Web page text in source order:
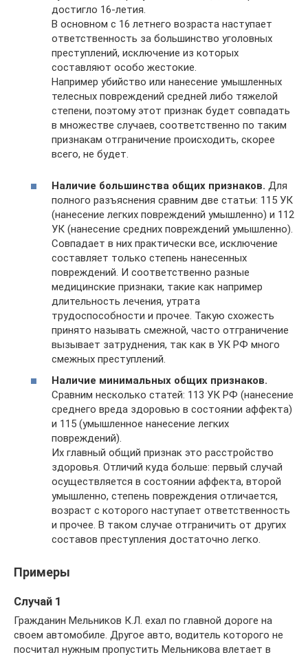
достигло 16-летия.
В основном с 16 летнего возраста наступает
ответственность за большинство уголовных
преступлений, исключение из которых
составляют особо жестокие.
Например убийство или нанесение умышленных
телесных повреждений средней либо тяжелой
степени, поэтому этот признак будет совпадать
в множестве случаев, соответственно по таким
признакам отграничение происходить, скорее
всего, не будет.
Наличие большинства общих признаков. Для
полного разъяснения сравним две статьи: 115 УК
(нанесение легких повреждений умышленно) и 112
УК (нанесение средних повреждений умышленно).
Совпадает в них практически все, исключение
составляет только степень нанесенных
повреждений. И соответственно разные
медицинские признаки, такие как например
длительность лечения, утрата
трудоспособности и прочее. Такую схожесть
принято называть смежной, часто отграничение
вызывает затруднения, так как в УК РФ много
смежных преступлений.
Наличие минимальных общих признаков.
Сравним несколько статей: 113 УК РФ (нанесение
среднего вреда здоровью в состоянии аффекта)
и 115 (умышленное нанесение легких
повреждений).
Их главный общий признак это расстройство
здоровья. Отличий куда больше: первый случай
осуществляется в состоянии аффекта, второй
умышленно, степень повреждения отличается,
возраст с которого наступает ответственность
и прочее. В таком случае отграничить от других
составов преступления достаточно легко.
Примеры
Случай 1
Гражданин Мельников К.Л. ехал по главной дороге на
своем автомобиле. Другое авто, водитель которого не
посчитал нужным пропустить Мельникова влетает в